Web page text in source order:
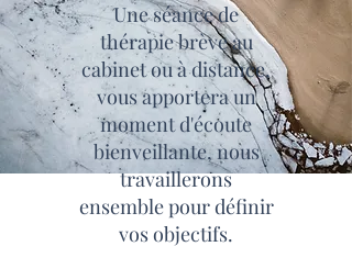
Une séance de
thérapie brève au
cabinet ou à distance,
vous apportera un
moment d'écoute
bienveillante, nous
travaillerons
ensemble pour définir
vos objectifs.